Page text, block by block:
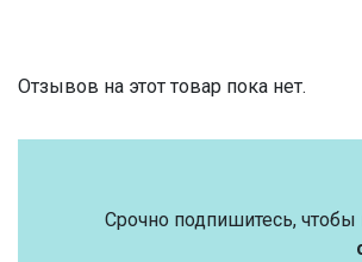
Отзывов на этот товар пока нет.
Срочно подпишитесь, чтобы